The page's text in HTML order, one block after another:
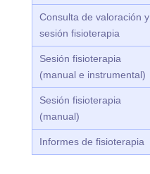
Consulta de valoración y
sesión fisioterapia
Sesión fisioterapia
(manual e instrumental)
Sesión fisioterapia
(manual)
Informes de fisioterapia